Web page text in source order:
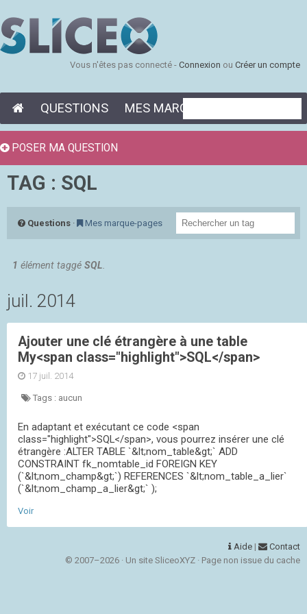
Vous n'êtes pas connecté - Connexion ou Créer un compte
QUESTIONS MES MARQUE-PAGES
TAG : SQL
Questions · Mes marque-pages
1 élément taggé SQL
juil. 2014
Ajouter une clé étrangère à une table
My<span class="highlight">SQL</span>
17 juil. 2014
Tags : aucun
En adaptant et exécutant ce code <span
class="highlight">SQL</span>, vous pourrez insérer une clé
étrangère :ALTER TABLE `&lt;nom_table&gt;` ADD
CONSTRAINT fk_nomtable_id FOREIGN KEY
(`&lt;nom_champ&gt;`) REFERENCES `&lt;nom_table_a_lier`
(`&lt;nom_champ_a_lier&gt;` );
Voir
POSER MA QUESTION
Aide |
Contact
© 2007–2026 · Un site SliceoXYZ · Page non issue du cache